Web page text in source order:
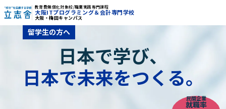
"好き"を応援する学校 立志舎
教育費無償化対象校/職業実践専門課程
大阪ITプログラミング＆会計専門学校
大阪・梅田キャンパス
民間企業
就職率
留学生の方へ
日本で学び、
日本で未来をつくる。